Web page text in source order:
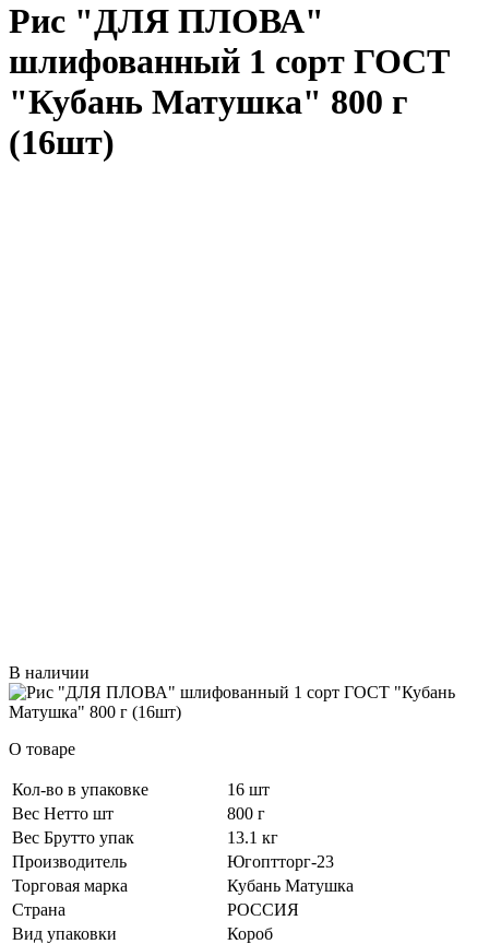
Рис "ДЛЯ ПЛОВА"
шлифованный 1 сорт ГОСТ
"Кубань Матушка" 800 г
(16шт)
В наличии
О товаре
Кол-во в упаковке
16 шт
Вес Нетто шт
800 г
Вес Брутто упак
13.1 кг
Производитель
Югоптторг-23
Торговая марка
Кубань Матушка
Страна
РОССИЯ
Вид упаковки
Короб